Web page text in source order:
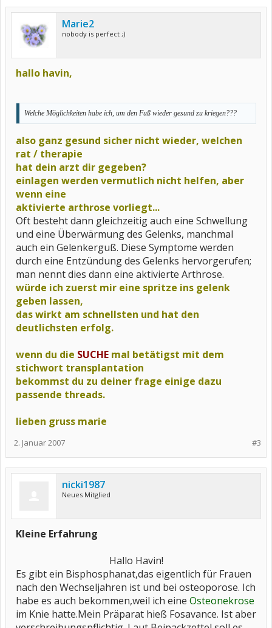
Marie2
nobody is perfect ;)
hallo havin,
Welche Möglichkeiten habe ich, um den Fuß wieder gesund zu kriegen???
also ganz gesund sicher nicht wieder, welchen
rat / therapie
hat dein arzt dir gegeben?
einlagen werden vermutlich nicht helfen, aber
wenn eine
aktivierte arthrose vorliegt...
Oft besteht dann gleichzeitig auch eine Schwellung
und eine Überwärmung des Gelenks, manchmal
auch ein Gelenkerguß. Diese Symptome werden
durch eine Entzündung des Gelenks hervorgerufen;
man nennt dies dann eine aktivierte Arthrose.
würde ich zuerst mir eine spritze ins gelenk
geben lassen,
das wirkt am schnellsten und hat den
deutlichsten erfolg.
wenn du die SUCHE mal betätigst mit dem
stichwort transplantation
bekommst du zu deiner frage einige dazu
passende threads.
lieben gruss marie
#3
2. Januar 2007
nicki1987
Neues Mitglied
Kleine Erfahrung
Hallo Havin!​
Es gibt ein Bisphosphanat,das eigentlich für Frauen
nach den Wechseljahren ist und bei osteoporose. Ich
habe es auch bekommen,weil ich eine Osteonekrose
im Knie hatte.Mein Präparat hieß Fosavance. Ist aber